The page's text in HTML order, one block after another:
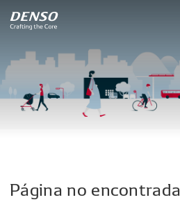
Página no encontrada